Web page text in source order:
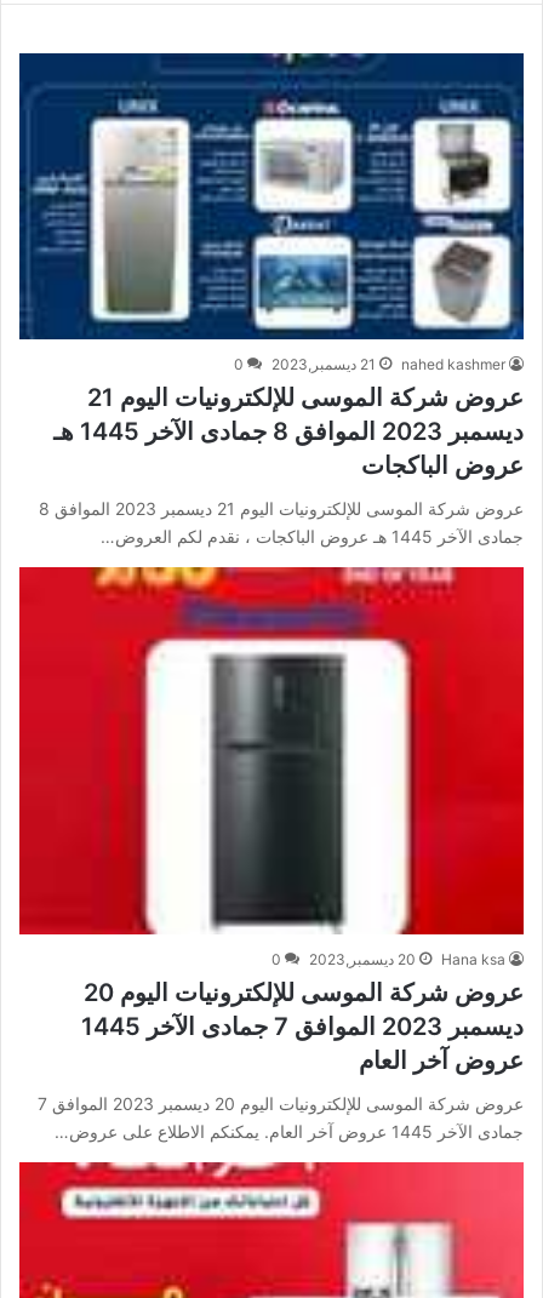
nahed kashmer 21 ديسمبر,2023 0
عروض شركة الموسى للإلكترونيات اليوم 21
ديسمبر 2023 الموافق 8 جمادى الآخر 1445 هـ
عروض الباكجات
عروض شركة الموسى للإلكترونيات اليوم 21 ديسمبر 2023 الموافق 8
جمادى الآخر 1445 هـ عروض الباكجات ، نقدم لكم العروض…
Hana ksa 20 ديسمبر,2023 0
عروض شركة الموسى للإلكترونيات اليوم 20
ديسمبر 2023 الموافق 7 جمادى الآخر 1445
عروض آخر العام
عروض شركة الموسى للإلكترونيات اليوم 20 ديسمبر 2023 الموافق 7
جمادى الآخر 1445 عروض آخر العام. يمكنكم الاطلاع على عروض…